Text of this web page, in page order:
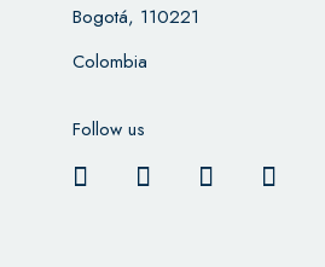
Bogotá, 110221
Colombia
Follow us